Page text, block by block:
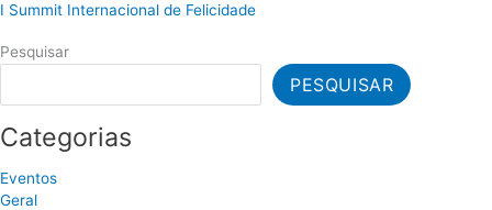
I Summit Internacional de Felicidade
Pesquisar
PESQUISAR
Categorias
Eventos
Geral